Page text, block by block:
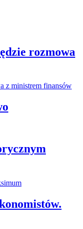
rozmowa